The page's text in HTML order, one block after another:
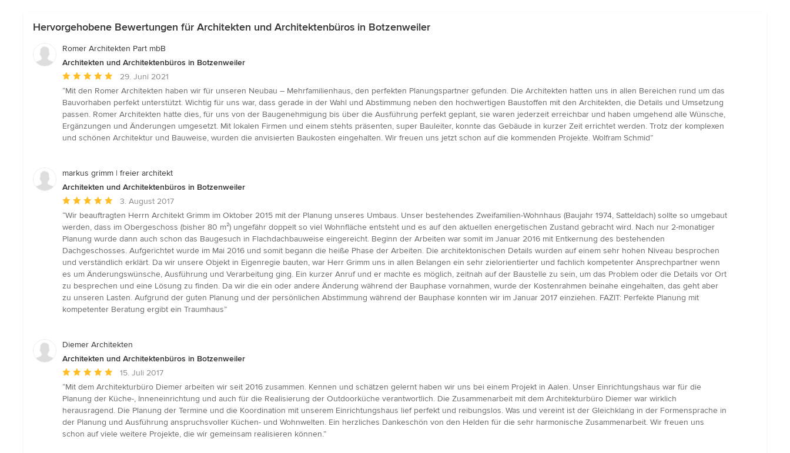
Hervorgehobene Bewertungen für Architekten und Architektenbüros in Botzenweiler
Romer Architekten Part mbB
Architekten und Architektenbüros in Botzenweiler
Durchschnittliche
Bewertung:
5
von
5
Sternen
29. Juni 2021
“Mit den Romer Architekten haben wir für unseren Neubau – Mehrfamilienhaus, den perfekten Planungspartner gefunden. Die Architekten hatten uns in allen Bereichen rund um das
Bauvorhaben perfekt unterstützt. Wichtig für uns war, dass gerade in der Wahl und Abstimmung neben den hochwertigen Baustoffen mit den Architekten, die Details und Umsetzung
passen. Romer Architekten hatte dies, für uns von der Baugenehmigung bis über die Ausführung perfekt geplant, sie waren jederzeit erreichbar und haben umgehend alle Wünsche,
Ergänzungen und Änderungen umgesetzt. Mit lokalen Firmen und einem stehts präsenten, super Bauleiter, konnte das Gebäude in kurzer Zeit errichtet werden. Trotz der komplexen
und schönen Architektur und Bauweise, wurden die anvisierten Baukosten eingehalten. Wir freuen uns jetzt schon auf die kommenden Projekte. Wolfram Schmid”
markus grimm | freier architekt
Architekten und Architektenbüros in Botzenweiler
Durchschnittliche
Bewertung:
5
von
5
Sternen
3. August 2017
“Wir beauftragten Herrn Architekt Grimm im Oktober 2015 mit der Planung unseres Umbaus. Unser bestehendes Zweifamilien-Wohnhaus (Baujahr 1974, Satteldach) sollte so umgebaut
werden, dass im Obergeschoss (bisher 80 m²) ungefähr doppelt so viel Wohnfläche entsteht und es auf den aktuellen energetischen Zustand gebracht wird. Nach nur 2-monatiger
Planung wurde dann auch schon das Baugesuch in Flachdachbauweise eingereicht. Beginn der Arbeiten war somit im Januar 2016 mit Entkernung des bestehenden
Dachgeschosses. Aufgerichtet wurde im Mai 2016 und somit begann die heiße Phase der Arbeiten. Die architektonischen Details wurden auf einem sehr hohen Niveau besprochen
und verständlich erklärt. Da wir unsere Objekt in Eigenregie bauten, war Herr Grimm uns in allen Belangen ein sehr zielorientierter und fachlich kompetenter Ansprechpartner wenn
es um Änderungswünsche, Ausführung und Verarbeitung ging. Ein kurzer Anruf und er machte es möglich, zeitnah auf der Baustelle zu sein, um das Problem oder die Details vor Ort
zu besprechen und eine Lösung zu finden. Da wir die ein oder andere Änderung während der Bauphase vornahmen, wurde der Kostenrahmen beinahe eingehalten, das geht aber
zu unseren Lasten. Aufgrund der guten Planung und der persönlichen Abstimmung während der Bauphase konnten wir im Januar 2017 einziehen. FAZIT: Perfekte Planung mit
kompetenter Beratung ergibt ein Traumhaus”
Diemer Architekten
Architekten und Architektenbüros in Botzenweiler
Durchschnittliche
Bewertung:
5
von
5
Sternen
15. Juli 2017
“Mit dem Architekturbüro Diemer arbeiten wir seit 2016 zusammen. Kennen und schätzen gelernt haben wir uns bei einem Projekt in Aalen. Unser Einrichtungshaus war für die
Planung der Küche-, Inneneinrichtung und auch für die Realisierung der Outdoorküche verantwortlich. Die Zusammenarbeit mit dem Architekturbüro Diemer war wirklich
herausragend. Die Planung der Termine und die Koordination mit unserem Einrichtungshaus lief perfekt und reibungslos. Was und vereint ist der Gleichklang in der Formensprache in
der Planung und Ausführung anspruchsvoller Küchen- und Wohnwelten. Ein herzliches Dankeschön von den Helden für die sehr harmonische Zusammenarbeit. Wir freuen uns
schon auf viele weitere Projekte, die wir gemeinsam realisieren können.”